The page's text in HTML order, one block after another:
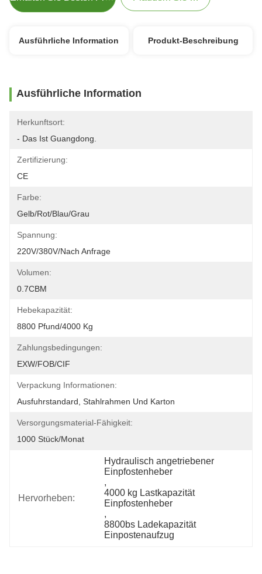
Ausführliche Information Produkt-Beschreibung
Ausführliche Information
Herkunftsort:
- Das Ist Guangdong.
Zertifizierung:
CE
Farbe:
Gelb/rot/blau/grau
Spannung:
220V/380V/nach Anfrage
Volumen:
0.7CBM
Hebekapazität:
8800 Pfund/4000 Kg
Zahlungsbedingungen:
EXW/FOB/CIF
Verpackung Informationen:
Ausfuhrstandard, Stahlrahmen Und Karton
Versorgungsmaterial-Fähigkeit:
1000 Stück/Monat
Hervorheben:
Hydraulisch angetriebener
Einpfostenheber
,
4000 kg Lastkapazität
Einpfostenheber
,
8800bs Ladekapazität
Einpostenaufzug